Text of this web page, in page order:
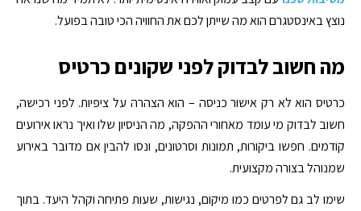
נוצץ באינסטגרם הוא מה שייתן לכם את החוויה הכי טובה בפועל.
מה חשוב לבדוק לפני שקונים כרטיס
כרטיס הוא לא רק אישור כניסה – הוא הצהרה על ציפיות. לפני רכישה,
חשוב לבדוק מי עומד מאחורי ההפקה, מה הניסיון שלו ואיך נראו אירועים
קודמים. חפשו ביקורות, תמונות וסרטונים, ונסו להבין אם מדובר באירוע
שמנוהל בצורה מקצועית.
שימו לב גם לפרטים כמו מיקום, נגישות, שעות פתיחה וקהל היעד. בתוך